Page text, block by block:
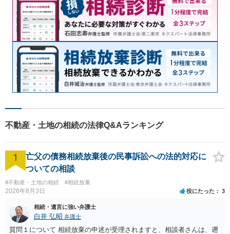
不動産・土地の相続の法律Q&Aランキング
1
亡父の債務相続放棄後の民事訴訟への法的対応に
ついての相談
#不動産・土地の相続 #相続放棄
2026年8月3日 役にたった 3
相続・遺言に強い弁護士
白井 弘昭 弁護士
質問１について 相続放棄の申述が受理されますと、相談者さんは、遡